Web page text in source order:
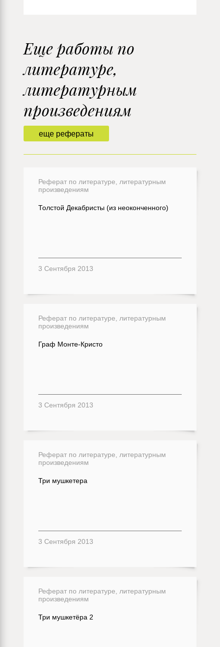
еще рефераты
Еще работы по
литературе,
литературным
произведениям
Реферат по литературе, литературным
произведениям
Толстой Декабристы (из неоконченного)
3 Сентября 2013
Реферат по литературе, литературным
произведениям
Граф Монте-Кристо
3 Сентября 2013
Реферат по литературе, литературным
произведениям
Три мушкетера
3 Сентября 2013
Реферат по литературе, литературным
произведениям
Три мушкетёра 2